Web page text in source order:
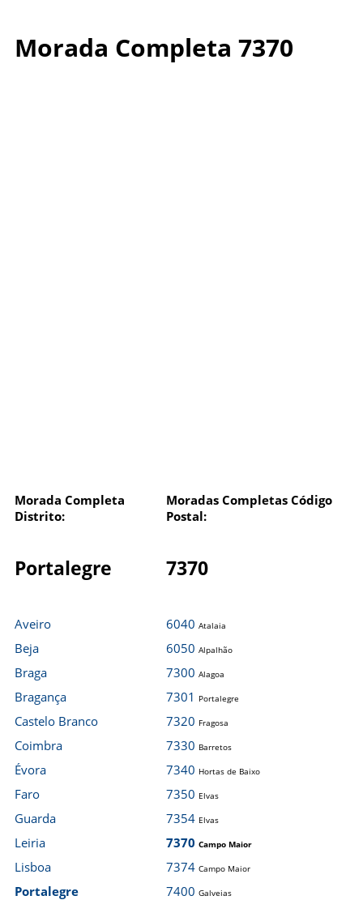
Morada Completa 7370
Morada Completa
Distrito:
Moradas Completas Código
Postal:
Portalegre 7370
Aveiro
Beja
Braga
Bragança
Castelo Branco
Coimbra
Évora
Faro
Guarda
Leiria
Lisboa
Portalegre
6040 Atalaia
6050 Alpalhão
7300 Alagoa
7301 Portalegre
7320 Fragosa
7330 Barretos
7340 Hortas de Baixo
7350 Elvas
7354 Elvas
7370 Campo Maior
7374 Campo Maior
7400 Galveias